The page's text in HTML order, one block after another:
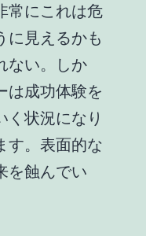
常にこれは危
に見えるかも
ない。しか
は成功体験を
く状況になり
す。表面的な
を蝕んでい